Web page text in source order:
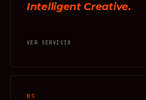
Intelligent Creative.
VER SERVICIO
BS